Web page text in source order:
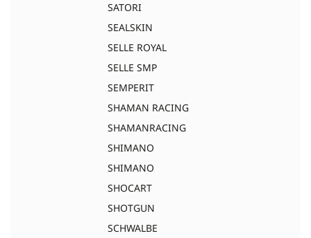
SATORI
SEALSKIN
SELLE ROYAL
SELLE SMP
SEMPERIT
SHAMAN RACING
SHAMANRACING
SHIMANO
SHIMANO
SHOCART
SHOTGUN
SCHWALBE